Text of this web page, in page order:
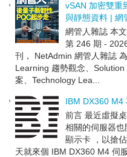
vSAN 加密雙重
與靜態資料 | 網
網管人雜誌 本
第 246 期 -
刊， NetAdmin 網管人雜誌
Learning 趨勢觀念、
案、Technology Lea...
IBM DX360 M4
前言 最近虛擬
相關的伺服器
顯示卡 ，以搶
天就來個 IBM DX360 M4 伺